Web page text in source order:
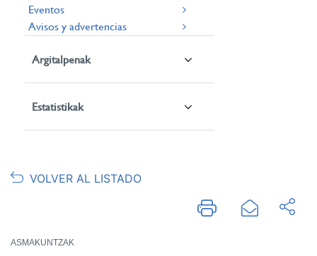
Eventos
Avisos y advertencias
Argitalpenak
Estatistikak
VOLVER AL LISTADO
ASMAKUNTZAK